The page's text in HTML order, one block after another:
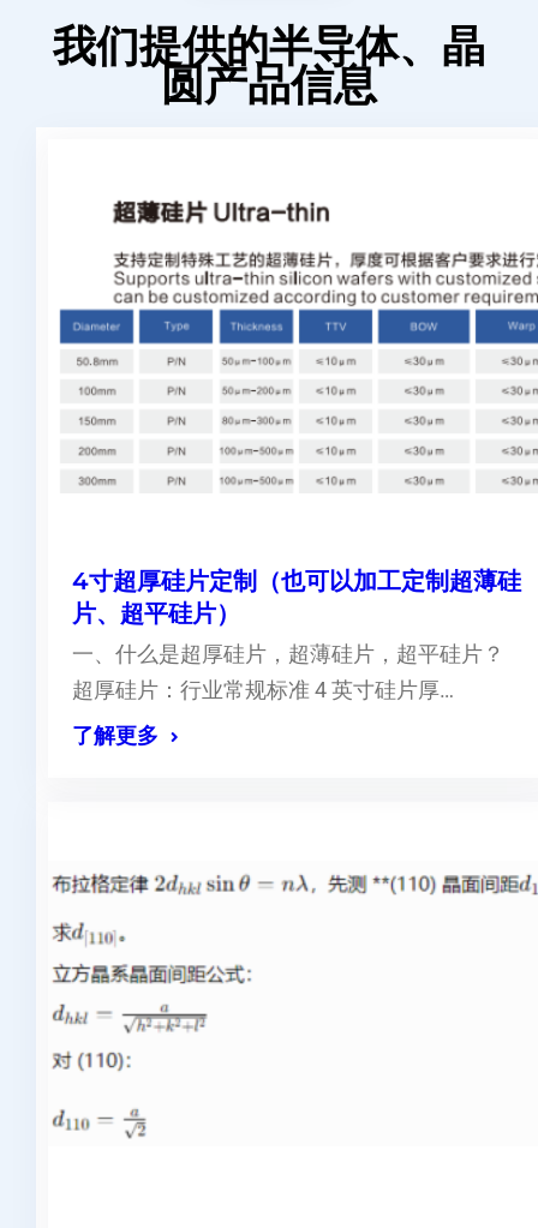
我们提供的半导体、晶
圆产品信息
4寸超厚硅片定制（也可以加工定制超薄硅
片、超平硅片）
一、什么是超厚硅片，超薄硅片，超平硅片？
超厚硅片：行业常规标准 4 英寸硅片厚…
了解更多